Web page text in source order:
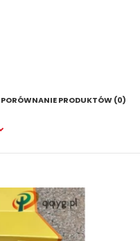
PORÓWNANIE PRODUKTÓW (0)